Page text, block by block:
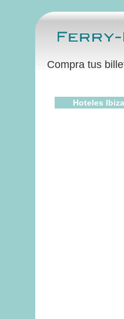
Compra tus
Hoteles Ibiza